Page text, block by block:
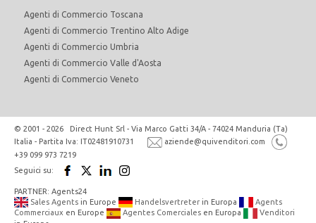
Agenti di Commercio Toscana
Agenti di Commercio Trentino Alto Adige
Agenti di Commercio Umbria
Agenti di Commercio Valle d'Aosta
Agenti di Commercio Veneto
© 2001 - 2026 Direct Hunt Srl - Via Marco Gatti 34/A - 74024 Manduria (Ta)
Italia - Partita Iva: IT02481910731
aziende@quivenditori.com
+39 099 973 7219
Seguici su:
PARTNER: Agents24
Sales Agents in Europe Handelsvertreter in Europa
Agents
Commerciaux en Europe Agentes Comerciales en Europa
Venditori